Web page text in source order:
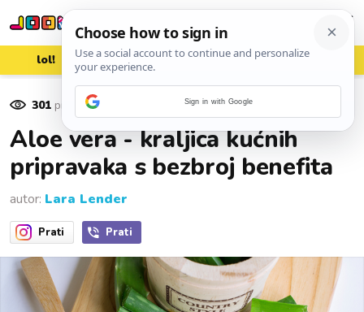
lol! aww vrh! woot?!
301 pregleda
Aloe vera - kraljica kućnih
pripravaka s bezbroj benefita
autor: Lara Lender
Prati Prati
Sign in with Google